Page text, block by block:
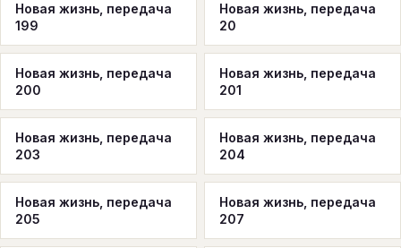
Новая жизнь, передача
199
Новая жизнь, передача
20
Новая жизнь, передача
200
Новая жизнь, передача
201
Новая жизнь, передача
203
Новая жизнь, передача
204
Новая жизнь, передача
205
Новая жизнь, передача
207